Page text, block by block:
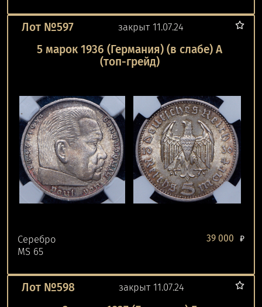
Лот №597 закрыт 11.07.24
5 марок 1936 (Германия) (в слабе) A
(топ-грейд)
Серебро
MS 65
39 000 ₽
Лот №598 закрыт 11.07.24